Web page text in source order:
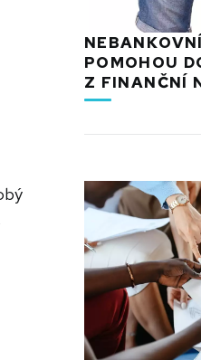
POMOHOU
Z FINANČNÍ